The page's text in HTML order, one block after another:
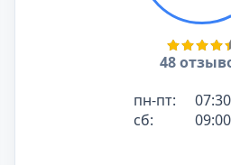
48
пн-пт:
сб: